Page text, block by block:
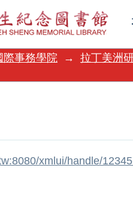
際事務學院 →
拉丁美洲
xmlui/handle/